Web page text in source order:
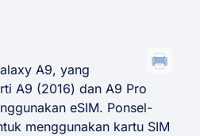
A9, yang
A9 (2016) dan A9 Pro
eSIM. Ponsel-
menggunakan kartu SIM